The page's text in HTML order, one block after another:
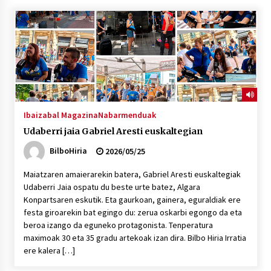
“Hiztegi bat” Gorka Urbizuk idatzitako letren
hiztegia
2026/07/23
Bakaikuko barnetegitik gazteek egindako saio
berezia
Tuba eta bonbardinoaren astea, Bilboko
Kontserbatorioan protagonista
Auzoportala : 1×04 Auzofoniak
2026/07/15
Ibaizabal MagazinaNabarmenduak
Udaberri jaia Gabriel Aresti euskaltegian
BilboHiria
2026/05/25
Maiatzaren amaierarekin batera, Gabriel Aresti euskaltegiak
Udaberri Jaia ospatu du beste urte batez, Algara
Konpartsaren eskutik. Eta gaurkoan, gainera, eguraldiak ere
festa giroarekin bat egingo du: zerua oskarbi egongo da eta
beroa izango da eguneko protagonista. Tenperatura
maximoak 30 eta 35 gradu artekoak izan dira. Bilbo Hiria Irratia
ere kalera […]